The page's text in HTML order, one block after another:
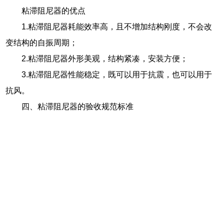
粘滞阻尼器的优点
1.粘滞阻尼器耗能效率高，且不增加结构刚度，不会改
变结构的自振周期；
2.粘滞阻尼器外形美观，结构紧凑，安装方便；
3.粘滞阻尼器性能稳定，既可以用于抗震，也可以用于
抗风。
四、粘滞阻尼器的验收规范标准